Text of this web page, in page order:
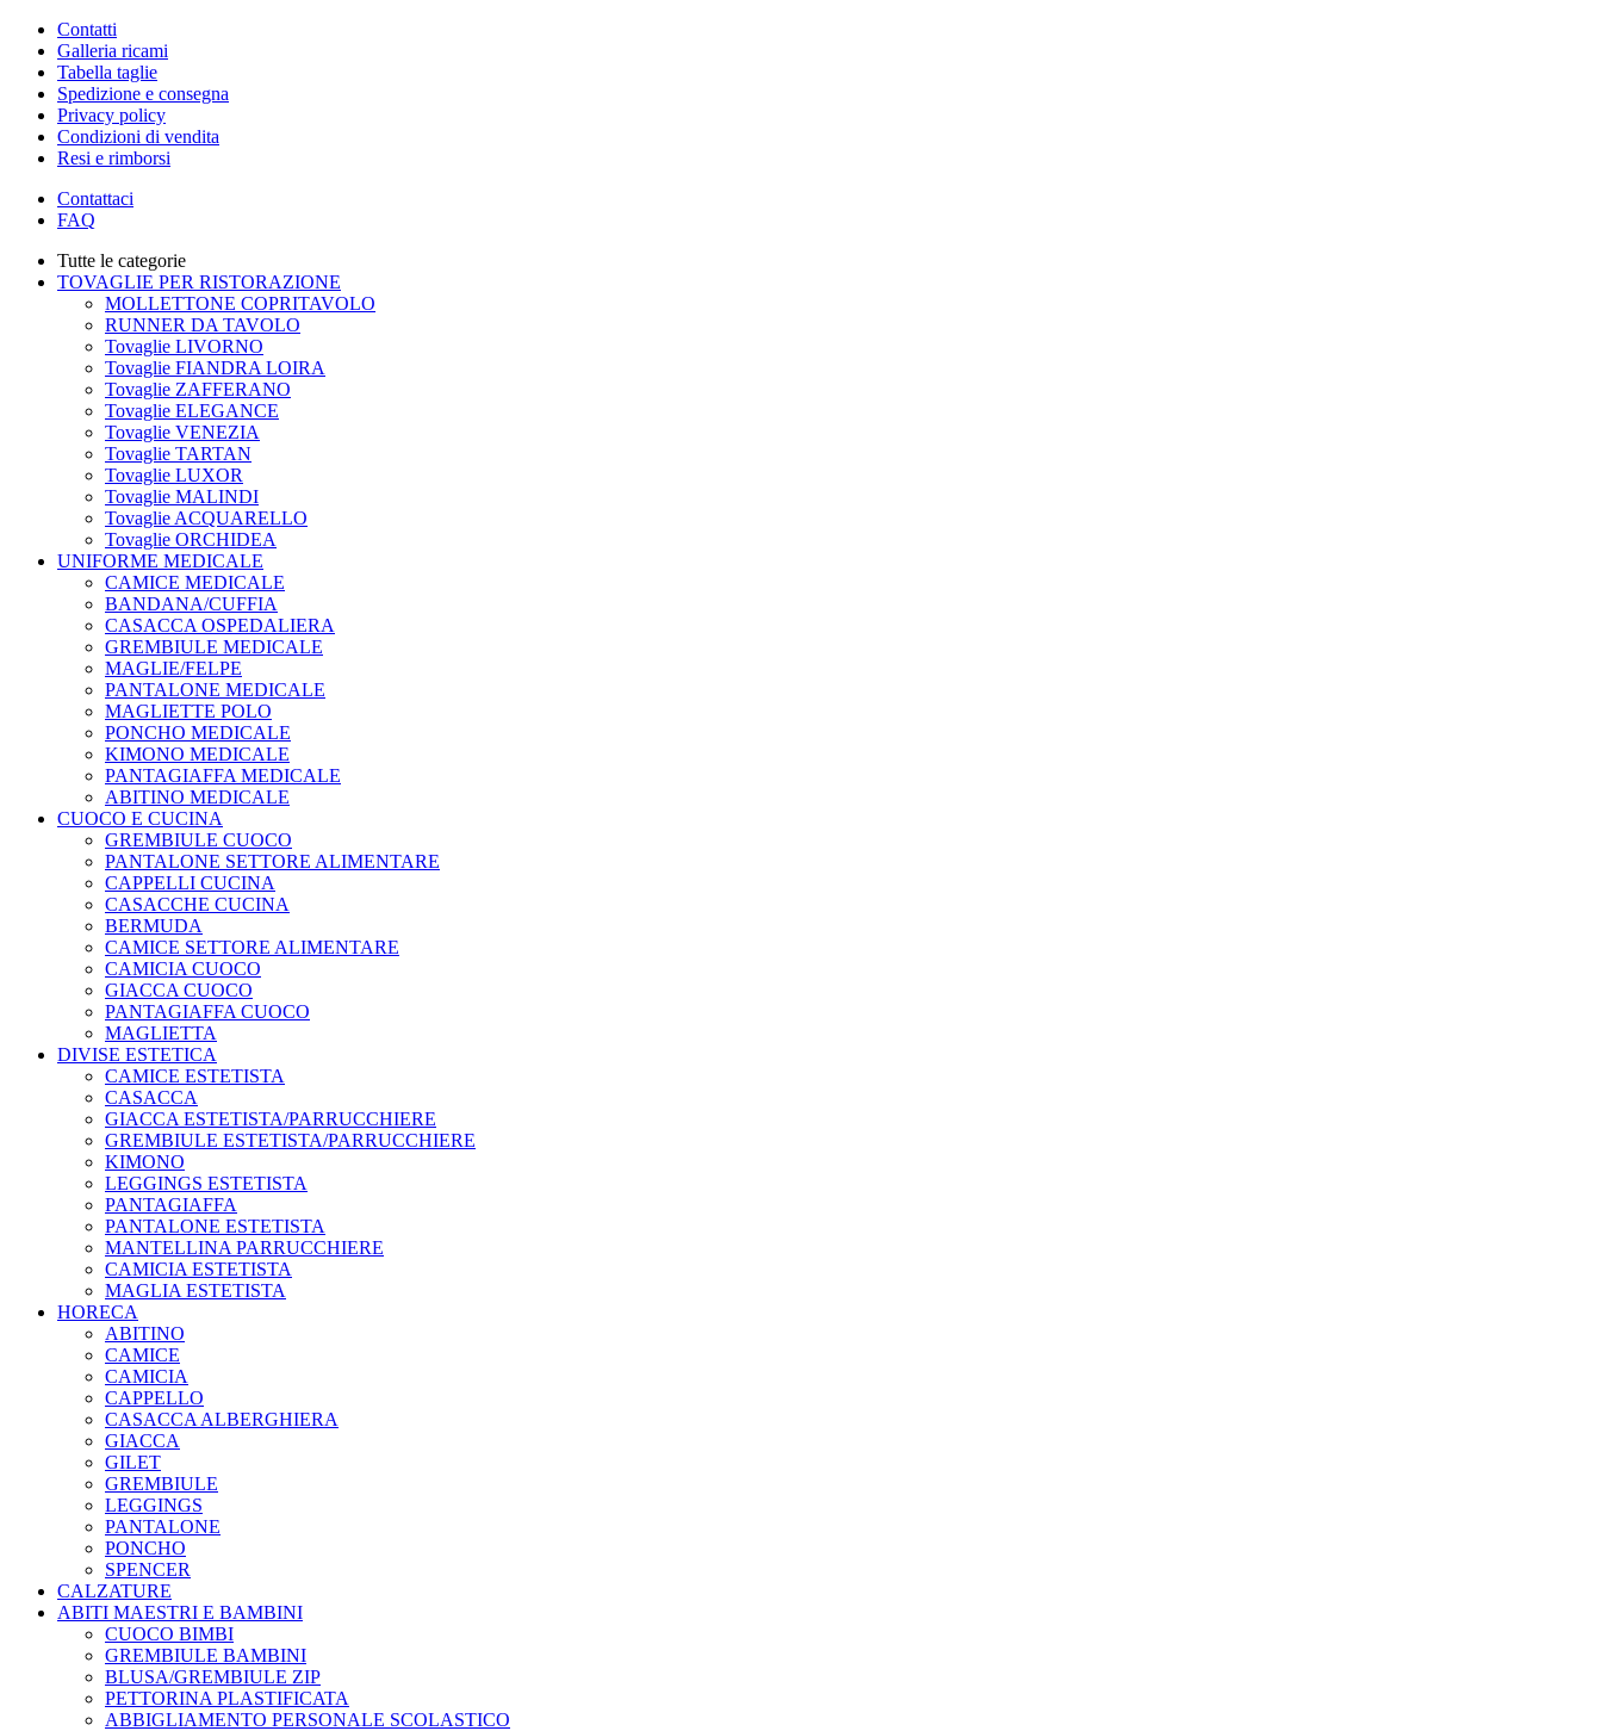
Contatti
Galleria ricami
Tabella taglie
Spedizione e consegna
Privacy policy
Condizioni di vendita
Resi e rimborsi
Contattaci
FAQ
Tutte le categorie
TOVAGLIE PER RISTORAZIONE
MOLLETTONE COPRITAVOLO
RUNNER DA TAVOLO
Tovaglie LIVORNO
Tovaglie FIANDRA LOIRA
Tovaglie ZAFFERANO
Tovaglie ELEGANCE
Tovaglie VENEZIA
Tovaglie TARTAN
Tovaglie LUXOR
Tovaglie MALINDI
Tovaglie ACQUARELLO
Tovaglie ORCHIDEA
UNIFORME MEDICALE
CAMICE MEDICALE
BANDANA/CUFFIA
CASACCA OSPEDALIERA
GREMBIULE MEDICALE
MAGLIE/FELPE
PANTALONE MEDICALE
MAGLIETTE POLO
PONCHO MEDICALE
KIMONO MEDICALE
PANTAGIAFFA MEDICALE
ABITINO MEDICALE
CUOCO E CUCINA
GREMBIULE CUOCO
PANTALONE SETTORE ALIMENTARE
CAPPELLI CUCINA
CASACCHE CUCINA
BERMUDA
CAMICE SETTORE ALIMENTARE
CAMICIA CUOCO
GIACCA CUOCO
PANTAGIAFFA CUOCO
MAGLIETTA
DIVISE ESTETICA
CAMICE ESTETISTA
CASACCA
GIACCA ESTETISTA/PARRUCCHIERE
GREMBIULE ESTETISTA/PARRUCCHIERE
KIMONO
LEGGINGS ESTETISTA
PANTAGIAFFA
PANTALONE ESTETISTA
MANTELLINA PARRUCCHIERE
CAMICIA ESTETISTA
MAGLIA ESTETISTA
HORECA
ABITINO
CAMICE
CAMICIA
CAPPELLO
CASACCA ALBERGHIERA
GIACCA
GILET
GREMBIULE
LEGGINGS
PANTALONE
PONCHO
SPENCER
CALZATURE
ABITI MAESTRI E BAMBINI
CUOCO BIMBI
GREMBIULE BAMBINI
BLUSA/GREMBIULE ZIP
PETTORINA PLASTIFICATA
ABBIGLIAMENTO PERSONALE SCOLASTICO